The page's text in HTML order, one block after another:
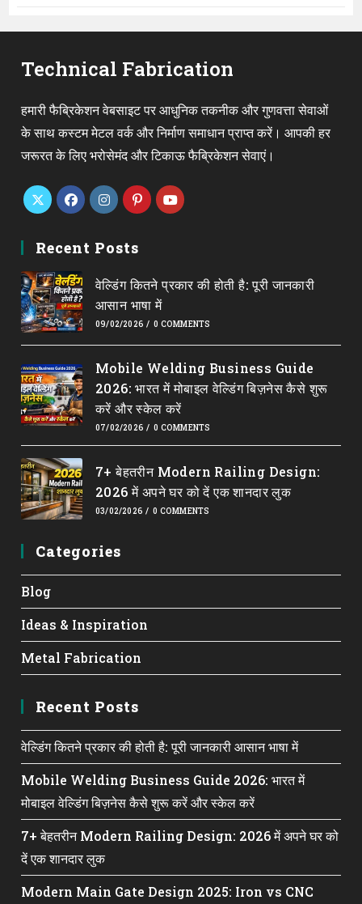
Technical Fabrication
हमारी फैब्रिकेशन वेबसाइट पर आधुनिक तकनीक और गुणवत्ता सेवाओं
के साथ कस्टम मेटल वर्क और निर्माण समाधान प्राप्त करें। आपकी हर
जरूरत के लिए भरोसेमंद और टिकाऊ फैब्रिकेशन सेवाएं।
in
new
tab
in
new
tab
in
new
tab
in
new
tab
new
tab
Recent Posts
वेल्डिंग कितने प्रकार की होती है: पूरी जानकारी
आसान भाषा में
09/02/2026 / 0 COMMENTS
Mobile Welding Business Guide
2026: भारत में मोबाइल वेल्डिंग बिज़नेस कैसे शुरू
करें और स्केल करें
07/02/2026 / 0 COMMENTS
7+ बेहतरीन Modern Railing Design:
2026 में अपने घर को दें एक शानदार लुक
03/02/2026 / 0 COMMENTS
Categories
Blog
Ideas & Inspiration
Metal Fabrication
Recent Posts
वेल्डिंग कितने प्रकार की होती है: पूरी जानकारी आसान भाषा में
Mobile Welding Business Guide 2026: भारत में
मोबाइल वेल्डिंग बिज़नेस कैसे शुरू करें और स्केल करें
7+ बेहतरीन Modern Railing Design: 2026 में अपने घर को
दें एक शानदार लुक
Modern Main Gate Design 2025: Iron vs CNC